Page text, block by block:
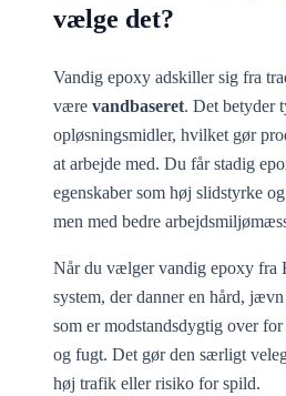
vælge det?
Vandig epoxy adskiller sig fra
være vandbaseret. Det betyder
opløsningsmidler, hvilket gør
at arbejde med. Du får stadig
egenskaber som høj slidstyrke
men med bedre
Når du vælger vandig epoxy fra
system, der danner en hård,
som er modstandsdygtig over
og fugt. Det gør den særligt
høj trafik eller risiko for spild.